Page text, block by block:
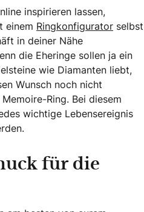
inspirieren lassen,
einem Ringkonfigurator selbst
in deiner Nähe
die Eheringe sollen ja ein
wie Diamanten liebt,
Wunsch noch nicht
Ring. Bei diesem
wichtige Lebensereignis
für die